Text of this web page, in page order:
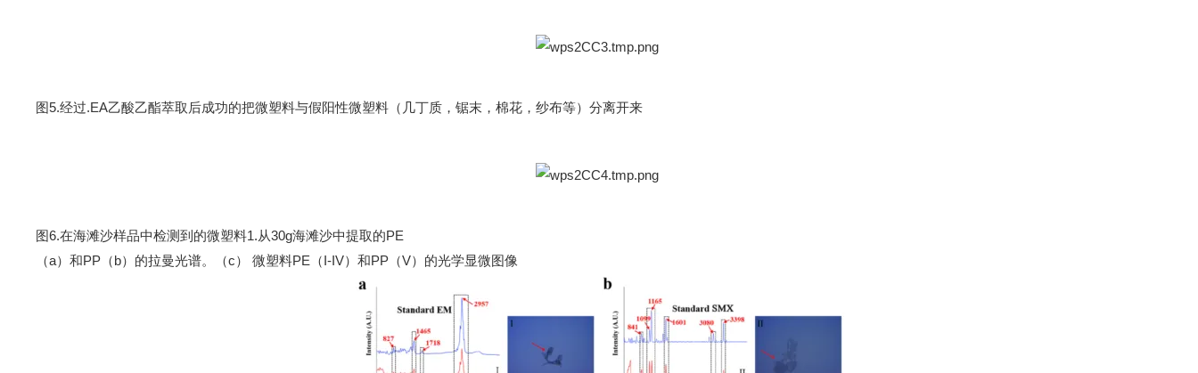
图5.经过.EA乙酸乙酯萃取后成功的把微塑料与假阳性微塑料（几丁质，锯末，棉花，纱布等）分离开来
图6.在海滩沙样品中检测到的微塑料1.从30g海滩沙中提取的PE
（a）和PP （b）的拉曼光谱。（c）微塑料PE （I-IV）和PP （V）的光学显微图像